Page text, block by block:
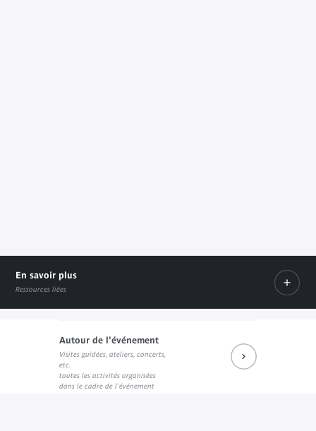
En savoir plus
Ressources liées
Programme
Document PDF
Autour de l'événement
Visites guidées, ateliers, concerts,
etc.
toutes les activités organisées
dans le cadre de l'événement